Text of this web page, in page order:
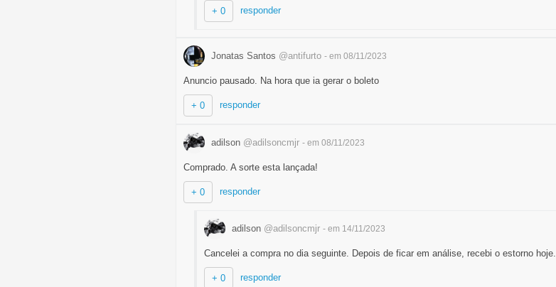
+ 0 responder
Jonatas Santos @antifurto - em 08/11/2023
Anuncio pausado. Na hora que ia gerar o boleto
+ 0 responder
adilson @adilsoncmjr - em 08/11/2023
Comprado. A sorte esta lançada!
+ 0 responder
adilson @adilsoncmjr - em 14/11/2023
Cancelei a compra no dia seguinte. Depois de ficar em análise, recebi o estorno hoje.
+ 0 responder